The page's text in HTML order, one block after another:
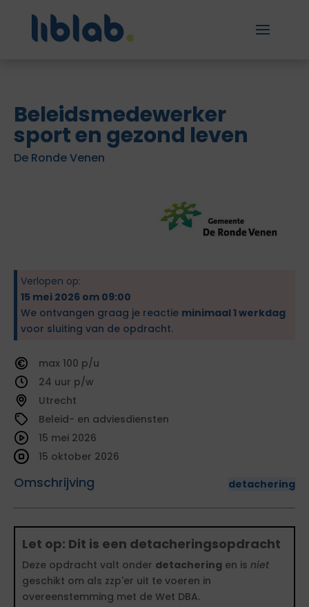
Beleidsmedewerker
sport en gezond leven
De Ronde Venen
Verlopen op:
15 mei 2026 om 09:00
We ontvangen graag je reactie minimaal 1 werkdag
voor sluiting van de opdracht.
100
24
Utrecht
Beleid- en adviesdiensten
Omschrijving detachering
15 mei 2026
15 oktober 2026
Let op: Dit is een detacheringsopdracht
Deze opdracht valt onder detachering en is niet
geschikt om als zzp'er uit te voeren in
overeenstemming met de Wet DBA.